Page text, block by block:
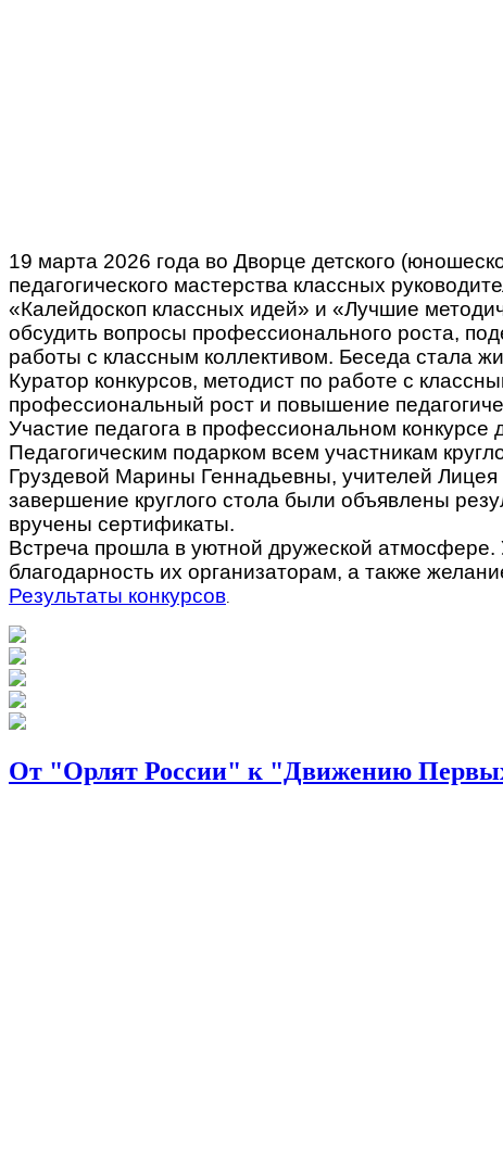
19 марта 2026 года во Дворце детского
педагогического мастерства классных
«Калейдоскоп классных идей» и «Лучшие
обсудить вопросы профессионального роста,
работы с классным коллективом. Беседа стала
Куратор конкурсов, методист по работе с
профессиональный рост и повышение
Участие педагога в профессиональном
Педагогическим подарком всем участникам
Груздевой Марины Геннадьевны, учителей
завершение круглого стола были объявлены
вручены сертификаты.
Встреча прошла в уютной дружеской атмосфере.
благодарность их организаторам, а также
Результаты конкурсов.
От "Орлят России" к "Движению